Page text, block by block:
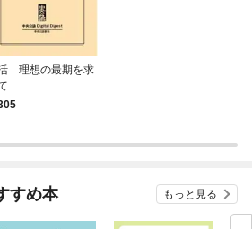
理想の最期を求
すめ本 もっと見る